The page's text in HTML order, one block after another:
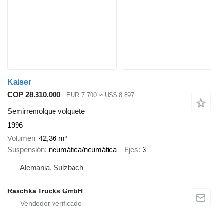
Kaiser
COP 28.310.000
EUR 7.700 ≈ US$ 8.897
Semirremolque volquete
1996
Volumen 42,36 m³
Suspensión neumática/neumática Ejes 3
Alemania, Sulzbach
Raschka Trucks GmbH